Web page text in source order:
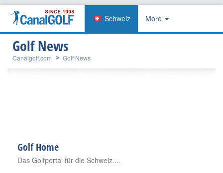
Schweiz More
Golf News
Canalgolf.com Golf News
Golf Home
Das Golfportal für die Schweiz....